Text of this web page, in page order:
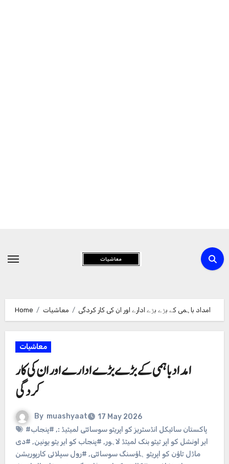
Content
Home معاشیات امداد باہمی کے بڑے بڑے ادارے اور ان کی کار کردگی
معاشیات
امداد باہمی کے بڑے بڑے ادارے اور ان کی کار
کردگی
By muashyaat
17 May 2026
#پاکستان سائیکل انڈسٹریز کو اپریٹو سوسائٹی لمیٹیڈ :, #پنجاب
ایر اونشل کو اپر ٹیٹو بنک لمیٹڈ لاہور, #پنجاب کو ایر یٹو یونین, #دی
ماڈل ٹاؤن کو اپریٹو ہاؤسنگ سوسائٹی, #رول سپلائی کارپوریشن